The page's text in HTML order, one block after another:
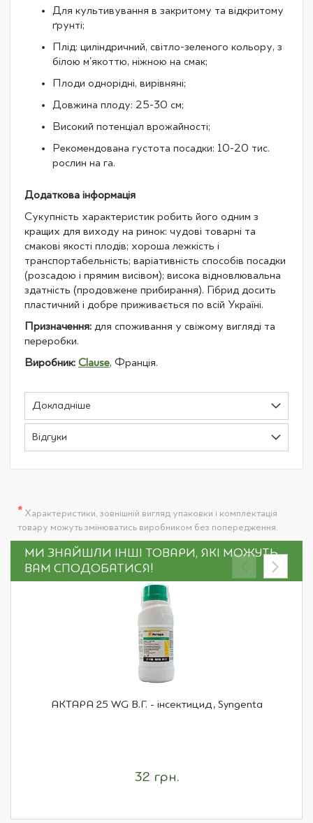
Для культивування в закритому та відкритому
ґрунті;
Плід: циліндричний, світло-зеленого кольору, з
білою м'якоттю, ніжною на смак;
Плоди однорідні, вирівняні;
Довжина плоду: 25-30 см;
Високий потенціал врожайності;
Рекомендована густота посадки: 10-20 тис.
рослин на га.
Додаткова інформація
Сукупність характеристик робить його одним з
кращих для виходу на ринок: чудові товарні та
смакові якості плодів; хороша лежкість і
транспортабельність; варіативність способів посадки
(розсадою і прямим висівом); висока відновлювальна
здатність (продовжене прибирання). Гібрид досить
пластичний і добре приживається по всій Україні.
Призначення: для споживання у свіжому вигляді та
переробки.
Виробник: Clause, Франція.
Докладніше
Відгуки
* Характеристики, зовнішній вигляд упаковки і комплектація
товару можуть змінюватись виробником без попередження.
МИ ЗНАЙШЛИ ІНШІ ТОВАРИ, ЯКІ МОЖУТЬ
ВАМ СПОДОБАТИСЯ!
АКТАРА 25 WG В.Г. - інсектицид, Syngenta
32 грн.